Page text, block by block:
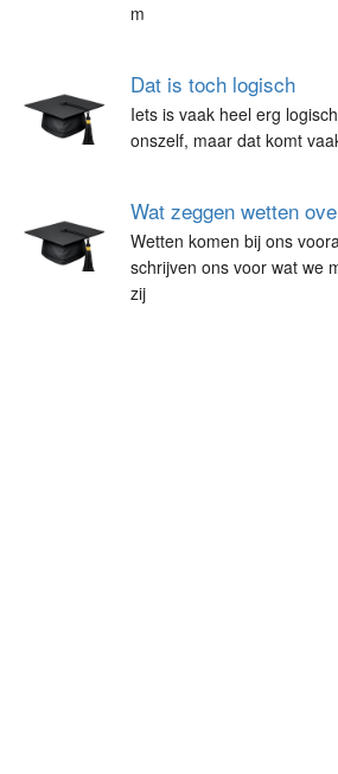
m
Dat is toch logisch
Iets is vaak heel erg
onszelf, maar dat komt
Wat zeggen wetten
Wetten komen bij ons
schrijven ons voor wat we
zij